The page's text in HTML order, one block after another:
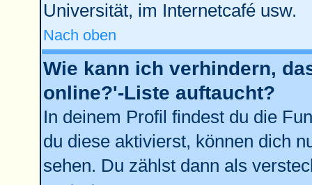
Universität, im Internetcafé usw.
Nach oben
Wie kann ich verhindern,
online?'-Liste auftaucht?
In deinem Profil findest du die
du diese aktivierst, können dich
sehen. Du zählst dann als